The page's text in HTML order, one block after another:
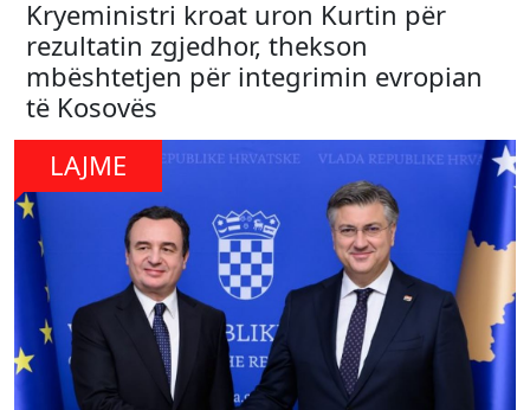
Kryeministri kroat uron Kurtin për
rezultatin zgjedhor, thekson
mbështetjen për integrimin evropian
të Kosovës
LAJME